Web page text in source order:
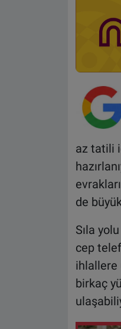
az tatili
de
Sıla
cep
ihlallere
birkaç